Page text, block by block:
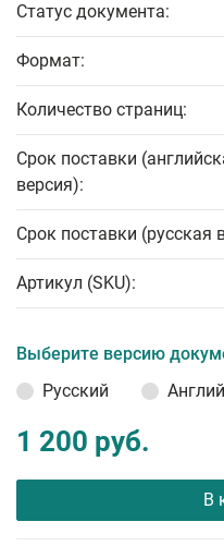
Статус документа:
Формат:
Количество страниц:
Срок поставки
версия):
Срок поставки (русская
Артикул (SKU):
Выберите версию
Русский
1 200 руб.
В